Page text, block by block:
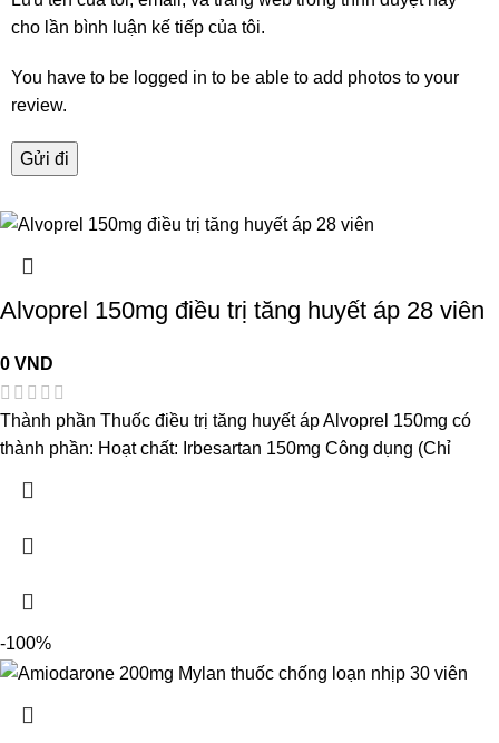
cho lần bình luận kế tiếp của tôi.
You have to be logged in to be able to add photos to your
review.
Alvoprel 150mg điều trị tăng huyết áp 28 viên
0VND
Thành phần Thuốc điều trị tăng huyết áp Alvoprel 150mg có
thành phần: Hoạt chất: Irbesartan 150mg Công dụng (Chỉ
-100%